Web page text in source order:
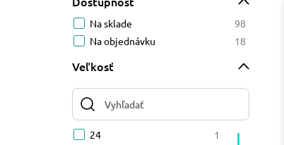
Na sklade
98
Na objednávku
18
Veľkosť
24
1